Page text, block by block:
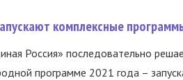
комплексные
Россия» последовательно
программе 2021 года –